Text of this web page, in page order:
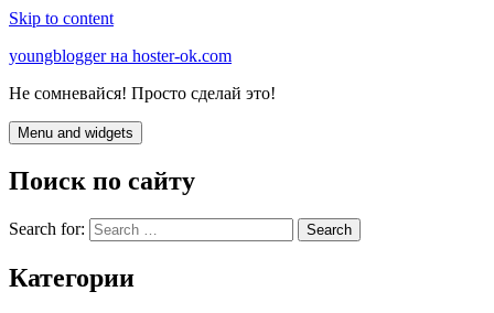
Skip to content
youngblogger на hoster-ok.com
Не сомневайся! Просто сделай это!
Menu and widgets
Поиск по сайту
Search for:
Категории